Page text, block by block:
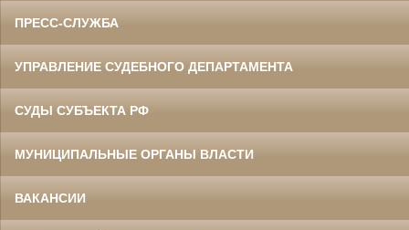
ПРЕСС-СЛУЖБА
УПРАВЛЕНИЕ СУДЕБНОГО ДЕПАРТАМЕНТА
СУДЫ СУБЪЕКТА РФ
МУНИЦИПАЛЬНЫЕ ОРГАНЫ ВЛАСТИ
ВАКАНСИИ